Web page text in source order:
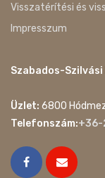
Visszatérítési és
Impresszum
Szabados-Szilvási
Üzlet: 6800
Telefonszám: